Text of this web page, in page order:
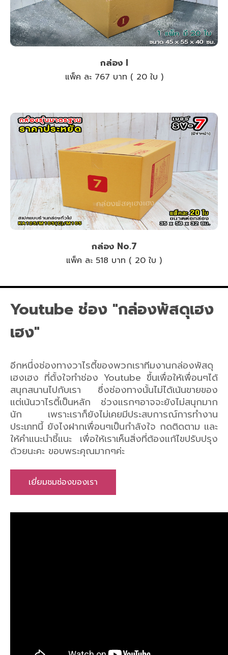
กล่อง I
แพ็ค ละ 767 บาท ( 20 ใบ )
กล่อง No.7
แพ็ค ละ 518 บาท ( 20 ใบ )
Youtube ช่อง "กล่องพัสดุเฮง
เฮง"
อีกหนึ่งช่องทางวาไรตี้ของพวกเราทีมงานกล่องพัสดุ
เฮงเฮง ที่ตั้งใจทำช่อง Youtube ขึ้นเพื่อให้เพื่อนๆได้
สนุกสนานไปกับเรา ซึ่งช่องทางนั้นไม่ได้เน้นขายของ
แต่เน้นวาไรตี้เป็นหลัก ช่วงแรกๆอาจจะยังไม่สนุกมาก
นัก เพราะเราก็ยังไม่เคยมีประสบการณ์การทำงาน
ประเภทนี้ ยังไงฝากเพื่อนๆเป็นกำลังใจ กดติดตาม และ
ให้คำแนะนำชี้แนะ เพื่อให้เราเห็นสิ่งที่ต้องแก้ไขปรับปรุง
ด้วยนะคะ ขอบพระคุณมากๆค่ะ
เยี่ยมชมช่องของเรา